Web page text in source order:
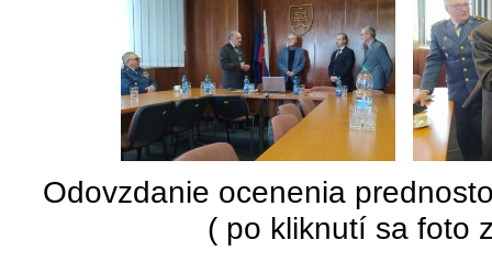
Odovzdanie ocenenia
( po kliknutí sa foto